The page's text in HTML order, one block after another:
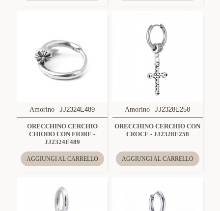
Amorino JJ2324E489
ORECCHINO CERCHIO
CHIODO CON FIORE -
JJ2324E489
AGGIUNGI AL CARRELLO
Amorino JJ2328E258
ORECCHINO CERCHIO CON
CROCE - JJ2328E258
AGGIUNGI AL CARRELLO